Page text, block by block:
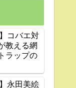
コバエ対
教える網
ラップの
永田美絵